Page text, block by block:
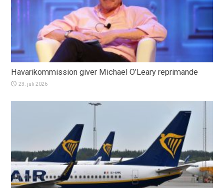
Havarikommission giver Michael O’Leary reprimande
23. juli 2026